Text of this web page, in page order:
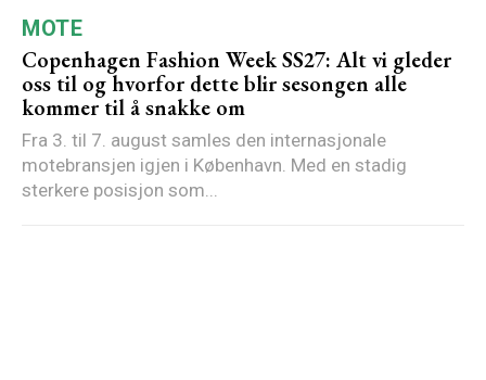
MOTE
Copenhagen Fashion Week SS27: Alt vi gleder
oss til og hvorfor dette blir sesongen alle
kommer til å snakke om
Fra 3. til 7. august samles den internasjonale
motebransjen igjen i København. Med en stadig
sterkere posisjon som...